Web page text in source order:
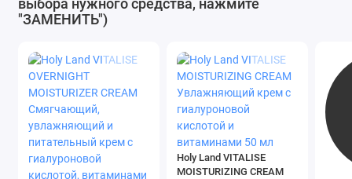
выбора нужного средства, нажмите
"ЗАМЕНИТЬ")
Holy Land VITALISE
MOISTURIZING CREAM